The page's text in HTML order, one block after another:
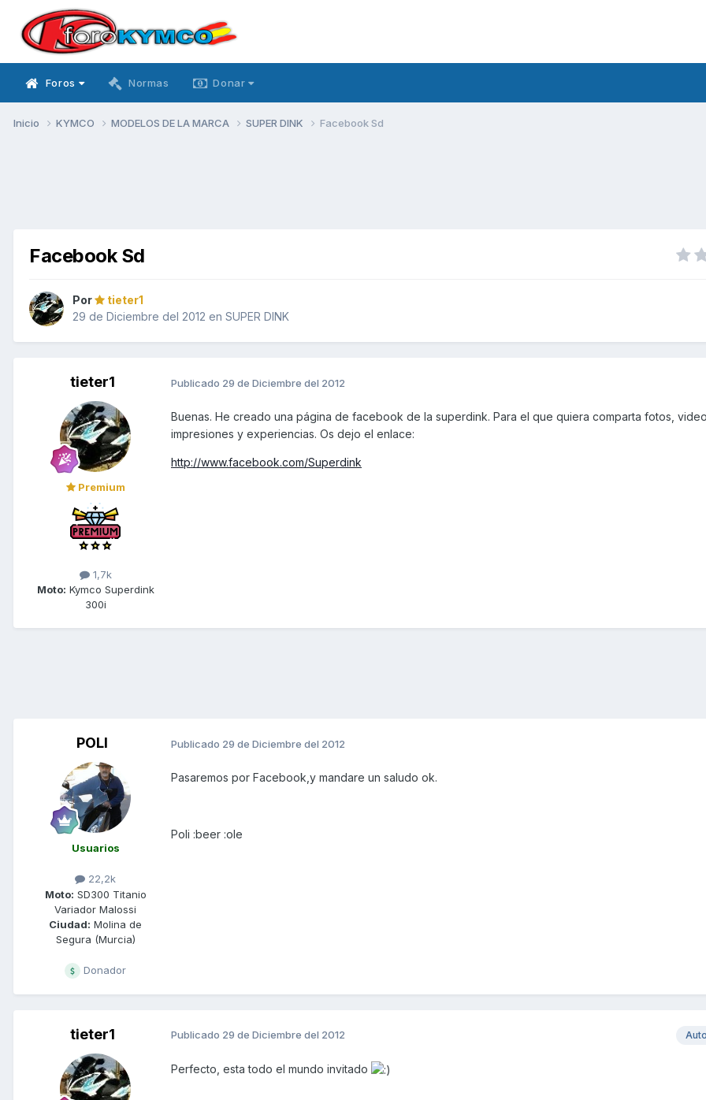
Foros Normas Donar
Inicio KYMCO MODELOS DE LA MARCA SUPER DINK Facebook Sd
Facebook Sd
Por
tieter1
29 de Diciembre del 2012 en SUPER DINK
tieter1
Premium
1,7k
Moto: Kymco Superdink
300i
Publicado 29 de Diciembre del 2012
Buenas. He creado una página de facebook de la superdink. Para el que quiera comparta fotos,
impresiones y experiencias. Os dejo el enlace:
http://www.facebook.com/Superdink
POLI
Usuarios
22,2k
Moto: SD300 Titanio
Variador Malossi
Ciudad: Molina de
Segura (Murcia)
Donador
Publicado 29 de Diciembre del 2012
Pasaremos por Facebook,y mandare un saludo ok.
Poli :beer :ole
tieter1 Publicado 29 de Diciembre del 2012
Perfecto, esta todo el mundo invitado